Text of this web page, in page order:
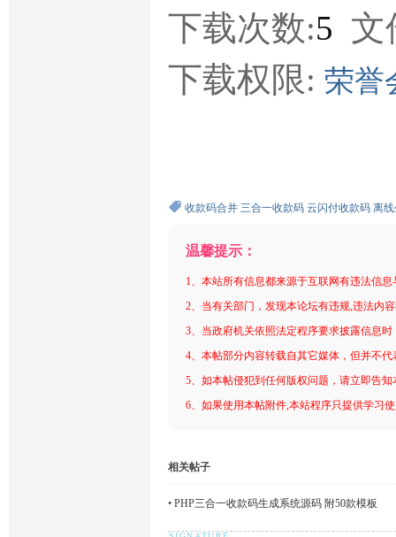
下载次数:5 文
下载权限: 荣誉
收款码合并 三合一收款码 云闪付收款码 离
温馨提示：
1、本站所有信息都来源于互联网有违法信
2、当有关部门，发现本论坛有违规,违法内
3、当政府机关依照法定程序要求披露信息
4、本帖部分内容转载自其它媒体，但并不
5、如本帖侵犯到任何版权问题，请立即告
6、如果使用本帖附件,本站程序只提供学习
相关帖子
• PHP三合一收款码生成系统源码 附50款模板